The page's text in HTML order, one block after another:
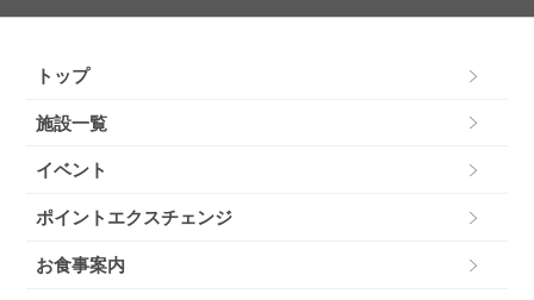
トップ
施設一覧
イベント
ポイントエクスチェンジ
お食事案内